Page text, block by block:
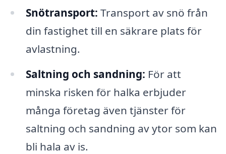
Snötransport: Transport av snö från
din fastighet till en säkrare plats för
avlastning.
Saltning och sandning: För att
minska risken för halka erbjuder
många företag även tjänster för
saltning och sandning av ytor som kan
bli hala av is.